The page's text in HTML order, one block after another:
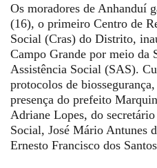
Os moradores de Anhanduí
(16), o primeiro Centro de
Social (Cras) do Distrito,
Campo Grande por meio da
Assistência Social (SAS).
protocolos de
presença do prefeito
Adriane Lopes, do
Social, José Mário Antunes
Ernesto Francisco dos